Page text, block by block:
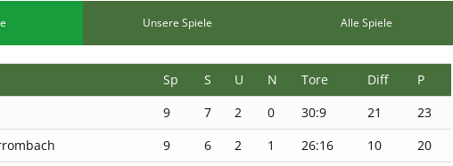
Unsere Spiele Alle Spiele
Sp S U N Tore Diff
P
9 7 2 0 30:9 21
23
9 6 2 1 26:16 10
20